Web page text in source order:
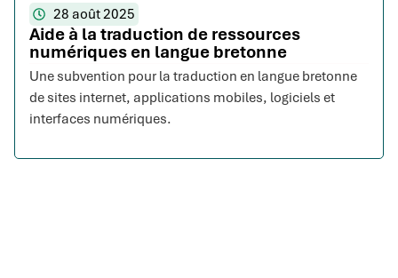
28 août 2025
Aide à la traduction de ressources
numériques en langue bretonne
Une subvention pour la traduction en langue bretonne
de sites internet, applications mobiles, logiciels et
interfaces numériques.